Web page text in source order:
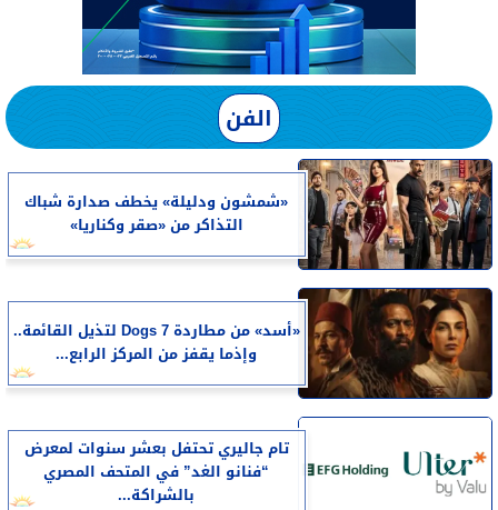
الفن
«شمشون ودليلة» يخطف صدارة شباك
التذاكر من «صقر وكناريا»
«أسد» من مطاردة 7 Dogs لتذيل القائمة..
وإذما يقفز من المركز الرابع...
تام جاليري تحتفل بعشر سنوات لمعرض
“فنانو الغد” في المتحف المصري
بالشراكة...